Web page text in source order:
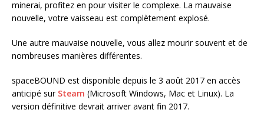
minerai, profitez en pour visiter le complexe. La mauvaise
nouvelle, votre vaisseau est complètement explosé.
Une autre mauvaise nouvelle, vous allez mourir souvent et de
nombreuses manières différentes.
spaceBOUND est disponible depuis le 3 août 2017 en accès
anticipé sur Steam (Microsoft Windows, Mac et Linux). La
version définitive devrait arriver avant fin 2017.